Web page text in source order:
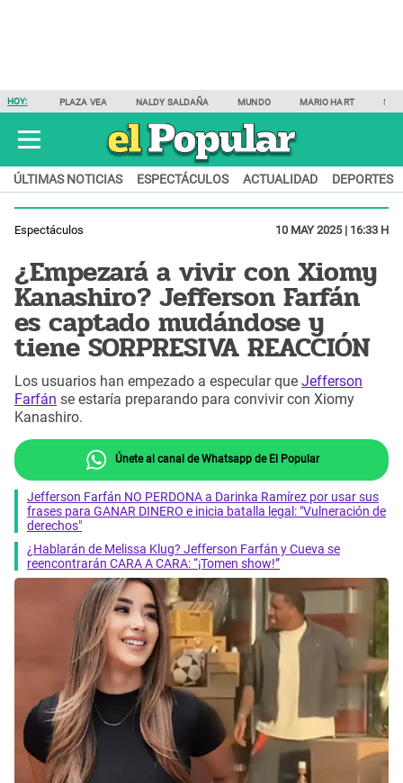
HOY: PLAZA VEA NALDY SALDAÑA MUNDO MARIO HART
ÚLTIMAS NOTICIAS ESPECTÁCULOS ACTUALIDAD DEPORTES
Espectáculos 10 MAY 2025 | 16:33 H
¿Empezará a vivir con Xiomy
Kanashiro? Jefferson Farfán
es captado mudándose y
tiene SORPRESIVA REACCIÓN
Los usuarios han empezado a especular que Jefferson
Farfán se estaría preparando para convivir con Xiomy
Kanashiro.
Únete al canal de Whatsapp de El Popular
Jefferson Farfán NO PERDONA a Darinka Ramírez por usar sus
frases para GANAR DINERO e inicia batalla legal: "Vulneración de
derechos"
¿Hablarán de Melissa Klug? Jefferson Farfán y Cueva se
reencontrarán CARA A CARA: “¡Tomen show!”